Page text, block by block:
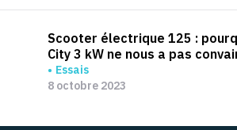
Scooter électrique 125 :
City 3 kW ne nous a pas
Essais
8 octobre 2023